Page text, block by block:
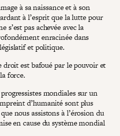
à sa naissance et à son
à l’esprit que la lutte pour
pas achevée avec la
enracinée dans
et politique.
est bafoué par le pouvoir et
force.
mondiales sur un
d’humanité sont plus
nous assistons à l’érosion du
en cause du système mondial